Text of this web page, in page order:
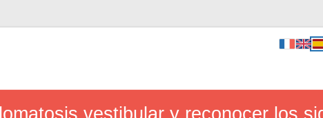
vestibular y reconocer los